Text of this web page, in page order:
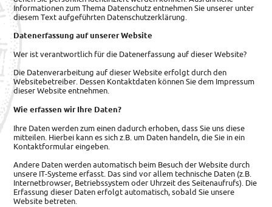
Informationen zum Thema Datenschutz entnehmen Sie unserer unter
diesem Text aufgeführten Datenschutzerklärung.
Datenerfassung auf unserer Website
Wer ist verantwortlich für die Datenerfassung auf dieser Website?
Die Datenverarbeitung auf dieser Website erfolgt durch den
Websitebetreiber. Dessen Kontaktdaten können Sie dem Impressum
dieser Website entnehmen.
Wie erfassen wir Ihre Daten?
Ihre Daten werden zum einen dadurch erhoben, dass Sie uns diese
mitteilen. Hierbei kann es sich z.B. um Daten handeln, die Sie in ein
Kontaktformular eingeben.
Andere Daten werden automatisch beim Besuch der Website durch
unsere IT-Systeme erfasst. Das sind vor allem technische Daten (z.B.
Internetbrowser, Betriebssystem oder Uhrzeit des Seitenaufrufs). Die
Erfassung dieser Daten erfolgt automatisch, sobald Sie unsere
Website betreten.